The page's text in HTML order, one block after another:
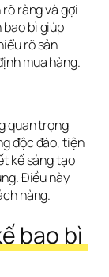
ràng và gợi
bì giúp
rõ sản
mua hàng.
quan trọng
độc đáo, tiện
kế sáng tạo
Điều này
hàng.
bao bì